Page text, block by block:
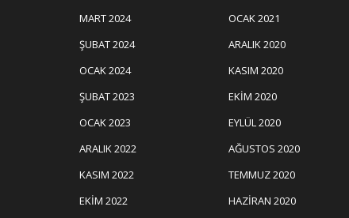
MART 2024
ŞUBAT 2024
OCAK 2024
ŞUBAT 2023
OCAK 2023
ARALIK 2022
KASIM 2022
EKIM 2022
OCAK 2021
ARALIK 2020
KASIM 2020
EKIM 2020
EYLÜL 2020
AĞUSTOS 2020
TEMMUZ 2020
HAZIRAN 2020